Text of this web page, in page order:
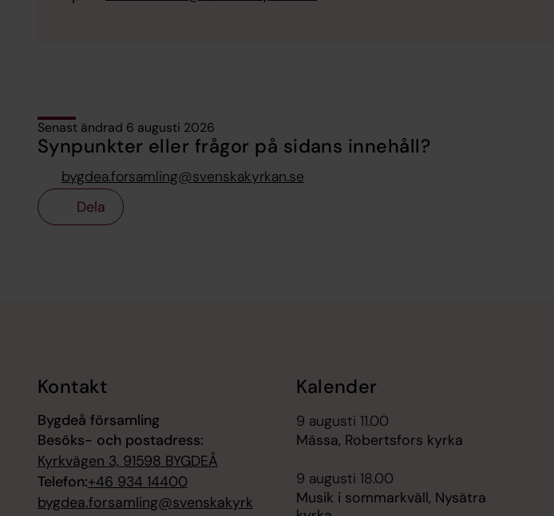
Senast ändrad 6 augusti 2026
Synpunkter eller frågor på sidans innehåll?
bygdea.forsamling@svenskakyrkan.se
Dela
Kontakt
Bygdeå församling
Besöks- och postadress:
Kyrkvägen 3, 91598 BYGDEÅ
Telefon:+46 934 14400
bygdea.forsamling@svenskakyrk
Kalender
9 augusti 11.00
Mässa, Robertsfors kyrka
9 augusti 18.00
Musik i sommarkväll, Nysätra